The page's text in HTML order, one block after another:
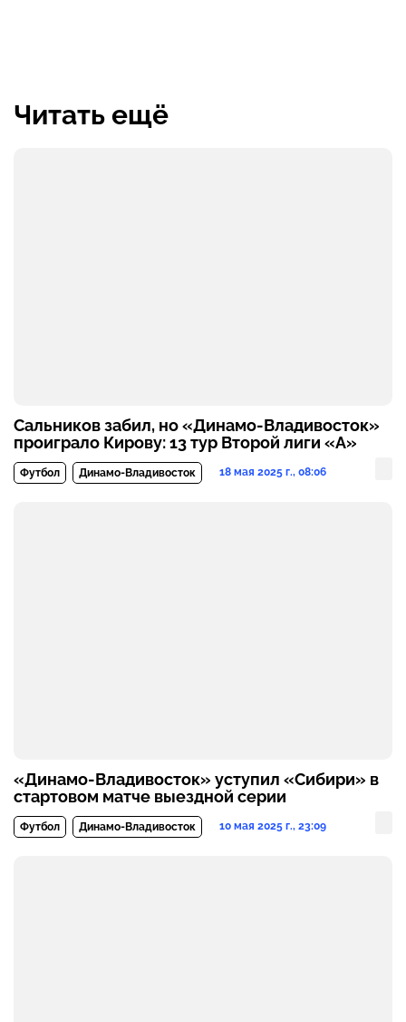
Читать ещё
Сальников забил, но «Динамо-Владивосток»
проиграло Кирову: 13 тур Второй лиги «А»
Футбол Динамо-Владивосток 18 мая 2025 г., 08:06
«Динамо-Владивосток» уступил «Сибири» в
стартовом матче выездной серии
Футбол Динамо-Владивосток 10 мая 2025 г., 23:09